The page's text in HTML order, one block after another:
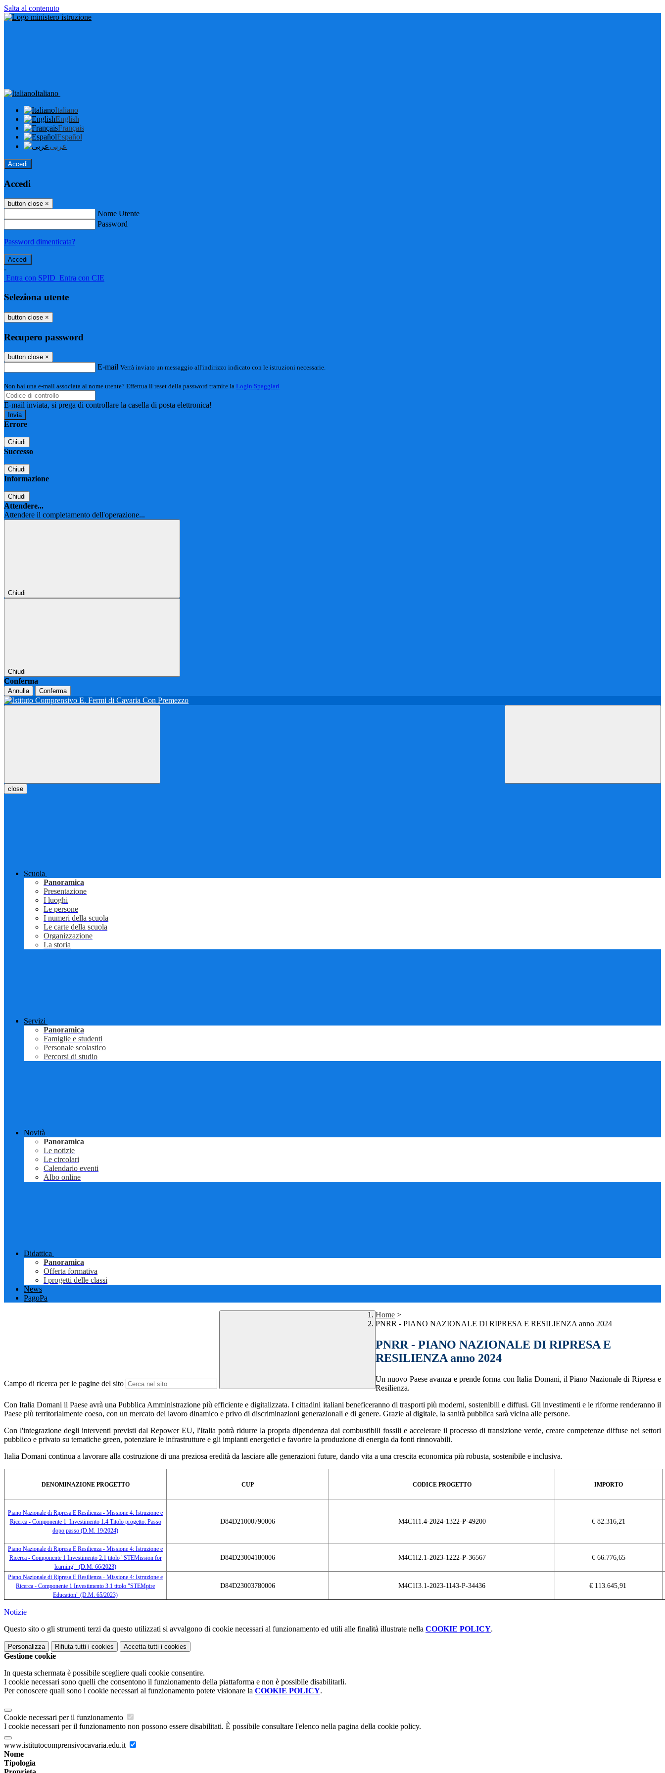
Salta al contenuto
Italiano
Italiano
English
Français
Español
عربى
Accedi
Accedi
button close ×
Nome Utente
Password
Password dimenticata?
-
Entra con SPID Entra con CIE
Seleziona utente
button close ×
Recupero password
button close ×
E-mail Verrà inviato un messaggio all'indirizzo indicato con le istruzioni necessarie.
Non hai una e-mail associata al nome utente? Effettua il reset della password tramite la Login Spaggiari
E-mail inviata, si prega di controllare la casella di posta elettronica!
Errore
Chiudi
Successo
Chiudi
Informazione
Chiudi
Attendere...
Attendere il completamento dell'operazione...
Chiudi
Chiudi
Conferma
Annulla Conferma
close
Scuola
Panoramica
Presentazione
I luoghi
Le persone
I numeri della scuola
Le carte della scuola
Organizzazione
La storia
Servizi
Panoramica
Famiglie e studenti
Personale scolastico
Percorsi di studio
Novità
Panoramica
Le notizie
Le circolari
Calendario eventi
Albo online
Didattica
Panoramica
Offerta formativa
I progetti delle classi
News
PagoPa
Campo di ricerca per le pagine del sito
Home >
PNRR - PIANO NAZIONALE DI RIPRESA E RESILIENZA anno 2024
PNRR - PIANO NAZIONALE DI RIPRESA E
RESILIENZA anno 2024
Un nuovo Paese avanza e prende forma con Italia Domani, il Piano Nazionale di Ripresa e
Resilienza.
Con Italia Domani il Paese avrà una Pubblica Amministrazione più efficiente e digitalizzata. I cittadini italiani beneficeranno di trasporti più moderni, sostenibili e diffusi. Gli investimenti e le riforme renderanno il
Paese più territorialmente coeso, con un mercato del lavoro dinamico e privo di discriminazioni generazionali e di genere. Grazie al digitale, la sanità pubblica sarà vicina alle persone.
Con l'integrazione degli interventi previsti dal Repower EU, l'Italia potrà ridurre la propria dipendenza dai combustibili fossili e accelerare il processo di transizione verde, creare competenze diffuse nei settori
pubblico e privato su tematiche green, potenziare le infrastrutture e gli impianti energetici e favorire la produzione di energia da fonti rinnovabili.
Italia Domani continua a lavorare alla costruzione di una preziosa eredità da lasciare alle generazioni future, dando vita a una crescita economica più robusta, sostenibile e inclusiva.
DENOMINAZIONE PROGETTO CUP CODICE PROGETTO IMPORTO
Piano Nazionale di Ripresa E Resilienza - Missione 4: Istruzione e
Ricerca - Componente 1 Investimento 1.4 Titolo progetto: Passo
dopo passo (D.M. 19/2024)
D84D21000790006 M4C1I1.4-2024-1322-P-49200 € 82.316,21
Piano Nazionale di Ripresa E Resilienza - Missione 4: Istruzione e
Ricerca - Componente 1 Investimento 2.1 titolo "STEMission for
learning" (D.M. 66/2023)
D84D23004180006 M4C1I2.1-2023-1222-P-36567 € 66.776,65
Piano Nazionale di Ripresa E Resilienza - Missione 4: Istruzione e
Ricerca - Componente 1 Investimento 3.1 titolo "STEMpire
Education" (D.M. 65/2023)
D84D23003780006 M4C1I3.1-2023-1143-P-34436 € 113.645,91
Notizie
Questo sito o gli strumenti terzi da questo utilizzati si avvalgono di cookie necessari al funzionamento ed utili alle finalità illustrate nella COOKIE POLICY.
Personalizza Rifiuta tutti i cookies Accetta tutti i cookies
Gestione cookie
In questa schermata è possibile scegliere quali cookie consentire.
I cookie necessari sono quelli che consentono il funzionamento della piattaforma e non è possibile disabilitarli.
Per conoscere quali sono i cookie necessari al funzionamento potete visionare la COOKIE POLICY.
Cookie necessari per il funzionamento
I cookie necessari per il funzionamento non possono essere disabilitati. È possibile consultare l'elenco nella pagina della cookie policy.
www.istitutocomprensivocavaria.edu.it
Nome
Tipologia